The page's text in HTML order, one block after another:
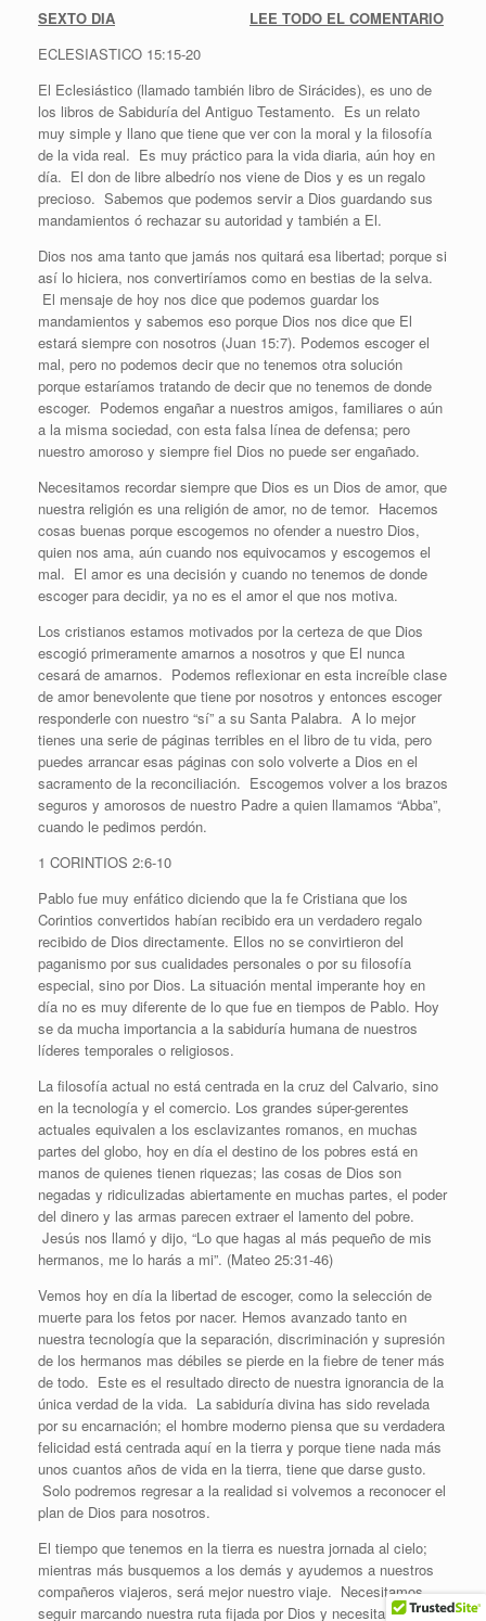
SEXTO DIA
LEE TODO EL COMENTARIO
ECLESIASTICO 15:15-20
El Eclesiástico (llamado también libro de Sirácides), es uno de
los libros de Sabiduría del Antiguo Testamento. Es un relato
muy simple y llano que tiene que ver con la moral y la filosofía
de la vida real. Es muy práctico para la vida diaria, aún hoy en
día. El don de libre albedrío nos viene de Dios y es un regalo
precioso. Sabemos que podemos servir a Dios guardando sus
mandamientos ó rechazar su autoridad y también a El.
Dios nos ama tanto que jamás nos quitará esa libertad; porque si
así lo hiciera, nos convertiríamos como en bestias de la selva.
El mensaje de hoy nos dice que podemos guardar los
mandamientos y sabemos eso porque Dios nos dice que El
estará siempre con nosotros (Juan 15:7). Podemos escoger el
mal, pero no podemos decir que no tenemos otra solución
porque estaríamos tratando de decir que no tenemos de donde
escoger. Podemos engañar a nuestros amigos, familiares o aún
a la misma sociedad, con esta falsa línea de defensa; pero
nuestro amoroso y siempre fiel Dios no puede ser engañado.
Necesitamos recordar siempre que Dios es un Dios de amor, que
nuestra religión es una religión de amor, no de temor. Hacemos
cosas buenas porque escogemos no ofender a nuestro Dios,
quien nos ama, aún cuando nos equivocamos y escogemos el
mal. El amor es una decisión y cuando no tenemos de donde
escoger para decidir, ya no es el amor el que nos motiva.
Los cristianos estamos motivados por la certeza de que Dios
escogió primeramente amarnos a nosotros y que El nunca
cesará de amarnos. Podemos reflexionar en esta increíble clase
de amor benevolente que tiene por nosotros y entonces escoger
responderle con nuestro “sí” a su Santa Palabra. A lo mejor
tienes una serie de páginas terribles en el libro de tu vida, pero
puedes arrancar esas páginas con solo volverte a Dios en el
sacramento de la reconciliación. Escogemos volver a los brazos
seguros y amorosos de nuestro Padre a quien llamamos “Abba”,
cuando le pedimos perdón.
1 CORINTIOS 2:6-10
Pablo fue muy enfático diciendo que la fe Cristiana que los
Corintios convertidos habían recibido era un verdadero regalo
recibido de Dios directamente. Ellos no se convirtieron del
paganismo por sus cualidades personales o por su filosofía
especial, sino por Dios. La situación mental imperante hoy en
día no es muy diferente de lo que fue en tiempos de Pablo. Hoy
se da mucha importancia a la sabiduría humana de nuestros
líderes temporales o religiosos.
La filosofía actual no está centrada en la cruz del Calvario, sino
en la tecnología y el comercio. Los grandes súper-gerentes
actuales equivalen a los esclavizantes romanos, en muchas
partes del globo, hoy en día el destino de los pobres está en
manos de quienes tienen riquezas; las cosas de Dios son
negadas y ridiculizadas abiertamente en muchas partes, el poder
del dinero y las armas parecen extraer el lamento del pobre.
Jesús nos llamó y dijo, “Lo que hagas al más pequeño de mis
hermanos, me lo harás a mi”. (Mateo 25:31-46)
Vemos hoy en día la libertad de escoger, como la selección de
muerte para los fetos por nacer. Hemos avanzado tanto en
nuestra tecnología que la separación, discriminación y supresión
de los hermanos mas débiles se pierde en la fiebre de tener más
de todo. Este es el resultado directo de nuestra ignorancia de la
única verdad de la vida. La sabiduría divina has sido revelada
por su encarnación; el hombre moderno piensa que su verdadera
felicidad está centrada aquí en la tierra y porque tiene nada más
unos cuantos años de vida en la tierra, tiene que darse gusto.
Solo podremos regresar a la realidad si volvemos a reconocer el
plan de Dios para nosotros.
El tiempo que tenemos en la tierra es nuestra jornada al cielo;
mientras más busquemos a los demás y ayudemos a nuestros
compañeros viajeros, será mejor nuestro viaje. Necesitamos
seguir marcando nuestra ruta fijada por Dios y necesitamos